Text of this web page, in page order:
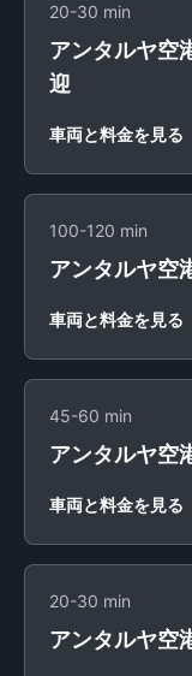
20-30 min
アンタルヤ空
迎
車両と料金を見る
100-120 min
アンタルヤ空
車両と料金を見る
45-60 min
アンタルヤ空
車両と料金を見る
20-30 min
アンタルヤ空